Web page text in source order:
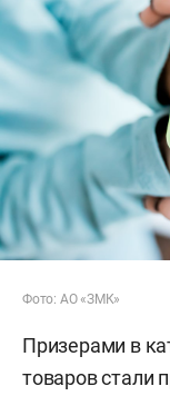
Фото: АО «ЗМК»
Призерами в
товаров стали